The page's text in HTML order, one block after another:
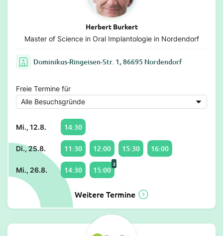
Herbert Burkert
Master of Science in Oral Implantologie in Nordendorf
Dominikus-Ringeisen-Str. 1, 86695 Nordendorf
Freie Termine für
Mi., 12.8. 14:30
Di., 25.8. 11:30 12:00 15:30 16:00
Mi., 26.8. 14:30 15:00
2
Weitere Termine